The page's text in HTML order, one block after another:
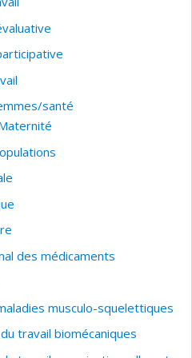
to enhance the social
implementation,
service utilization, healthcare
santé
des médicaments
musculo-squelettiques
travail biomécaniques